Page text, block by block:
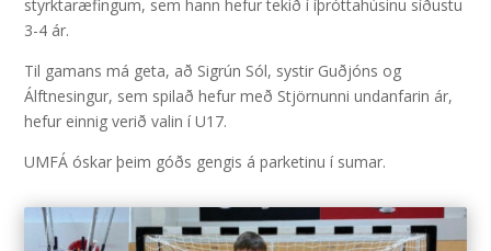
styrktaræfingum, sem hann hefur tekið í íþróttahúsinu síðustu
3-4 ár.
Til gamans má geta, að Sigrún Sól, systir Guðjóns og
Álftnesingur, sem spilað hefur með Stjörnunni undanfarin ár,
hefur einnig verið valin í U17.
UMFÁ óskar þeim góðs gengis á parketinu í sumar.